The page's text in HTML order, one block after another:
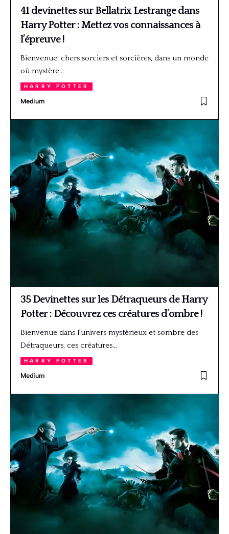
41 devinettes sur Bellatrix Lestrange dans
Harry Potter : Mettez vos connaissances à
l’épreuve !
Bienvenue, chers sorciers et sorcières, dans un monde
où mystère…
HARRY POTTER
Medium
35 Devinettes sur les Détraqueurs de Harry
Potter : Découvrez ces créatures d’ombre !
Bienvenue dans l'univers mystérieux et sombre des
Détraqueurs, ces créatures…
HARRY POTTER
Medium